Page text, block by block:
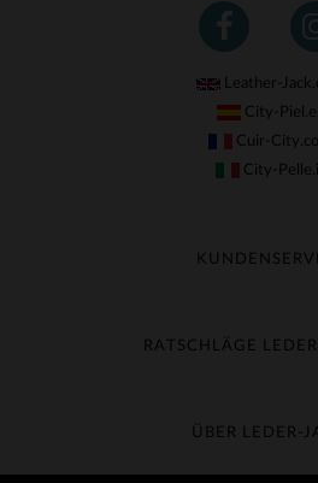
Leather-
City-
Cuir-
City-
Umtausch &
Kundenservice
RATSCHLÄGE
Material-
ÜBER LEDER-